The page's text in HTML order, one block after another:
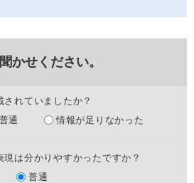
かせください。
れていましたか？
普通 情報が足りなかった
は分かりやすかったですか？
普通